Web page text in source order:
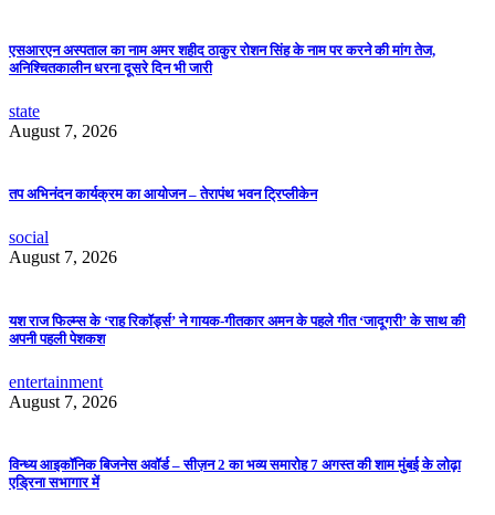
एसआरएन अस्पताल का नाम अमर शहीद ठाकुर रोशन सिंह के नाम पर करने की मांग तेज,
अनिश्चितकालीन धरना दूसरे दिन भी जारी
state
August 7, 2026
तप अभिनंदन कार्यक्रम का आयोजन – तेरापंथ भवन ट्रिप्लीकेन
social
August 7, 2026
यश राज फिल्म्स के ‘राह रिकॉर्ड्स’ ने गायक-गीतकार अमन के पहले गीत ‘जादूगरी’ के साथ की
अपनी पहली पेशकश
entertainment
August 7, 2026
विन्ध्य आइकॉनिक बिजनेस अवॉर्ड – सीज़न 2 का भव्य समारोह 7 अगस्त की शाम मुंबई के लोढ़ा
एड्रिना सभागार में